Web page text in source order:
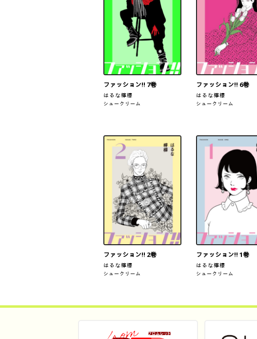
ファッション!! 7巻
はるな檸檬
シュークリーム
ファッション!! 6巻
はるな檸檬
シュークリーム
ファッション!! 2巻
はるな檸檬
シュークリーム
ファッション!! 1巻
はるな檸檬
シュークリーム